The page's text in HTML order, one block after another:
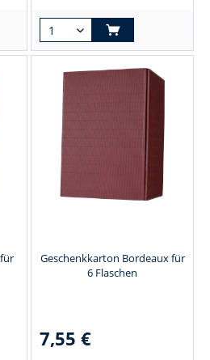
Geschenkkarton Bordeaux für
6 Flaschen
7,55 €